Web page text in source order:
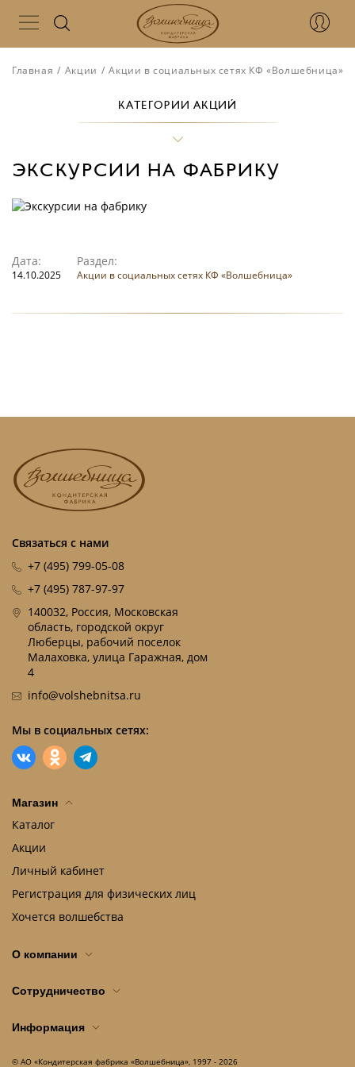
Главная / Акции / Акции в социальных сетях КФ «Волшебница»
ЭКСКУРСИИ НА ФАБРИКУ
Дата:
14.10.2025
Раздел:
Акции в социальных сетях КФ «Волшебница»
КАТЕГОРИИ АКЦИЙ
Связаться с нами
+7 (495) 799-05-08
+7 (495) 787-97-97
140032, Россия, Московская
область, городской округ
Люберцы, рабочий поселок
Малаховка, улица Гаражная, дом
4
info@volshebnitsa.ru
Мы в социальных сетях:
Магазин
Каталог
Акции
Личный кабинет
Регистрация для физических лиц
Хочется волшебства
О компании
Сотрудничество
Информация
© АО «Кондитерская фабрика «Волшебница», 1997 - 2026